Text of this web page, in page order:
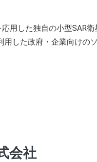
用した独自の小型SAR
した政府・企業向けの
会社